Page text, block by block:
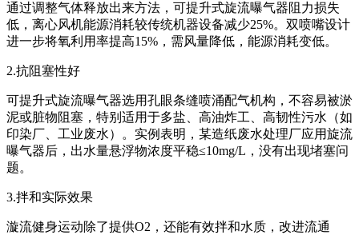
通过调整气体释放出来方法，可提升式旋流曝气器阻力损失
低，离心风机能源消耗较传统机器设备减少25%。双喷嘴设计
进一步将氧利用率提高15%，需风量降低，能源消耗变低。
2.抗阻塞性好
可提升式旋流曝气器选用孔眼条缝喷涌配气机构，不容易被淤
泥或脏物阻塞，特别适用于多盐、高油炸工、高韧性污水（如
印染厂、工业废水）。实例表明，某造纸废水处理厂应用旋流
曝气器后，出水量悬浮物浓度平稳≤10mg/L，没有出现堵塞问
题。
3.拌和实际效果
漩流健身运动除了提供O2，还能有效拌和水质，改进流通